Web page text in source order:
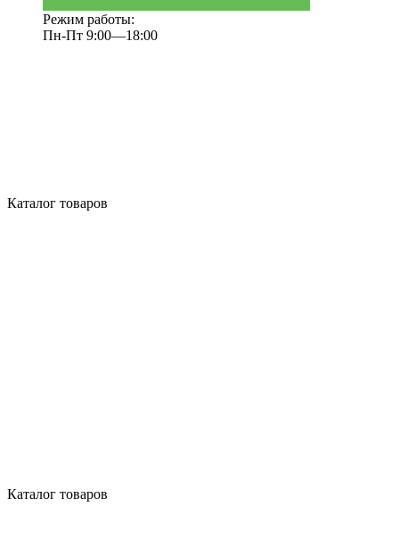
Режим работы:
Пн-Пт 9:00—18:00
Каталог товаров
Каталог товаров